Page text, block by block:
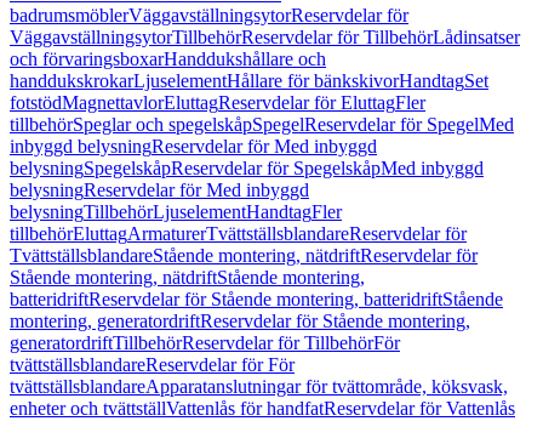
badrumsmöblerVäggavställningsytorReservdelar för
VäggavställningsytorTillbehörReservdelar för TillbehörLådinsatser
och förvaringsboxarHanddukshållare och
handdukskrokarLjuselementHållare för bänkskivorHandtagSet
fotstödMagnettavlorEluttagReservdelar för EluttagFler
tillbehörSpeglar och spegelskåpSpegelReservdelar för SpegelMed
inbyggd belysningReservdelar för Med inbyggd
belysningSpegelskåpReservdelar för SpegelskåpMed inbyggd
belysningReservdelar för Med inbyggd
belysningTillbehörLjuselementHandtagFler
tillbehörEluttagArmaturerTvättställsblandareReservdelar för
TvättställsblandareStående montering, nätdriftReservdelar för
Stående montering, nätdriftStående montering,
batteridriftReservdelar för Stående montering, batteridriftStående
montering, generatordriftReservdelar för Stående montering,
generatordriftTillbehörReservdelar för TillbehörFör
tvättställsblandareReservdelar för För
tvättställsblandareApparatanslutningar för tvättområde, köksvask,
enheter och tvättställVattenlås för handfatReservdelar för Vattenlås